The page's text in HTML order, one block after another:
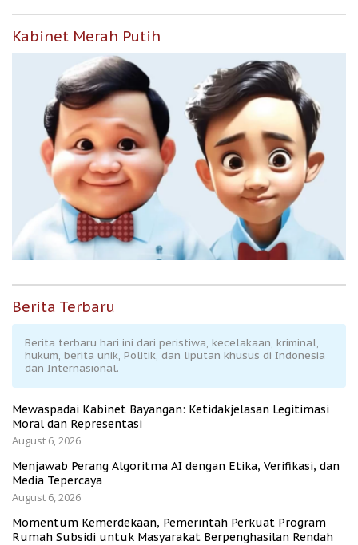
Kabinet Merah Putih
Berita Terbaru
Berita terbaru hari ini dari peristiwa, kecelakaan, kriminal,
hukum, berita unik, Politik, dan liputan khusus di Indonesia
dan Internasional.
Mewaspadai Kabinet Bayangan: Ketidakjelasan Legitimasi
Moral dan Representasi
August 6, 2026
Menjawab Perang Algoritma AI dengan Etika, Verifikasi, dan
Media Tepercaya
August 6, 2026
Momentum Kemerdekaan, Pemerintah Perkuat Program
Rumah Subsidi untuk Masyarakat Berpenghasilan Rendah